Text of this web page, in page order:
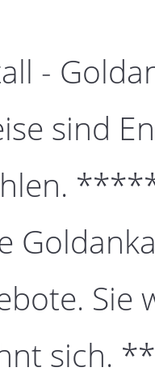
-
sind
Sie
sich.